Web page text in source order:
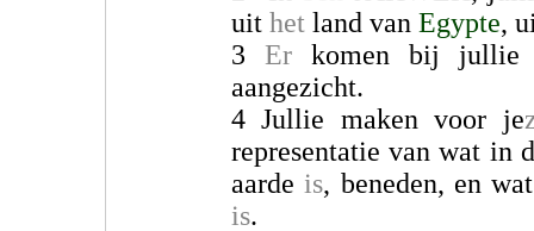
uit het land van Egypte,
3 Erkomen bij jullie
aangezicht.
4 Jullie maken voor je
representatie van wat in
aarde is, beneden, en
is.